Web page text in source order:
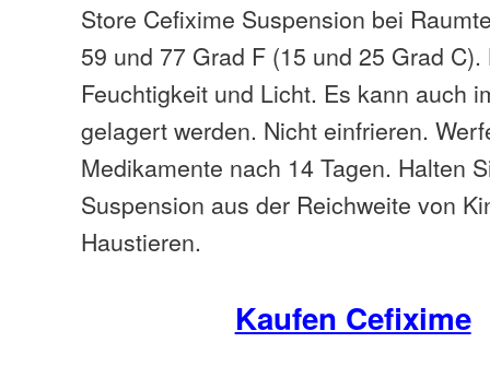
Store Cefixime Suspension bei
59 und 77 Grad F (15 und 25 Grad
Feuchtigkeit und Licht. Es kann auch
gelagert werden. Nicht einfrieren.
Medikamente nach 14 Tagen. Halten
Suspension aus der Reichweite von
Haustieren.
Kaufen Cefixime